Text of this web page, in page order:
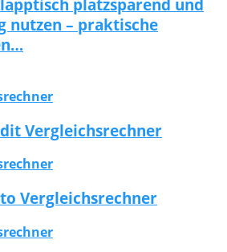
platzsparend und
nutzen – praktische
Vergleichsrechner
Vergleichsrechner